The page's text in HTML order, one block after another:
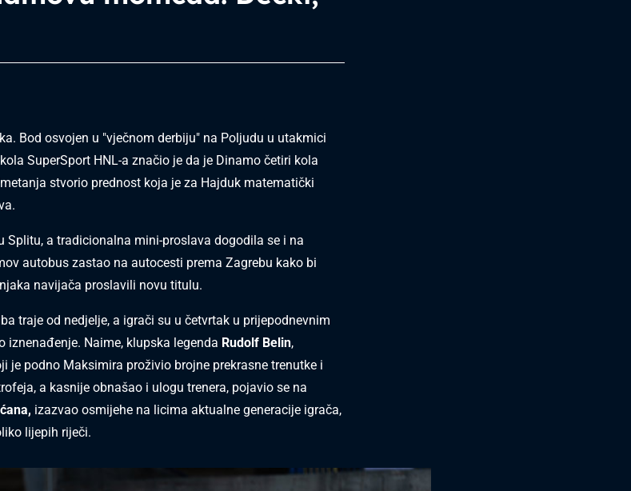
Bod osvojen u "vječnom derbiju" na Poljudu u utakmici
SuperSport HNL-a značio je da je Dinamo četiri kola
stvorio prednost koja je za Hajduk matematički
Splitu, a tradicionalna mini-proslava dogodila se i na
autobus zastao na autocesti prema Zagrebu kako bi
navijača proslavili novu titulu.
traje od nedjelje, a igrači su u četvrtak u prijepodnevnim
Naime, klupska legenda Rudolf Belin,
je podno Maksimira proživio brojne prekrasne trenutke i
a kasnije obnašao i ulogu trenera, pojavio se na
izazvao osmijehe na licima aktualne generacije igrača,
lijepih riječi.